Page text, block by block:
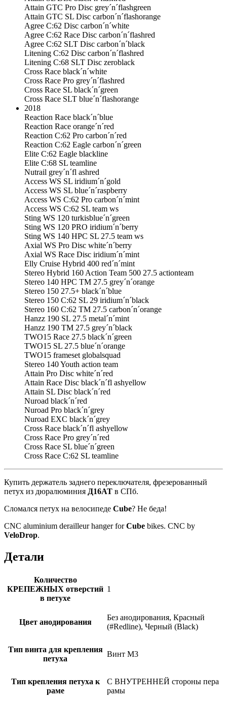
Attain GTC Pro Disc grey´n´flashgreen
Attain GTC SL Disc carbon´n´flashorange
Agree C:62 Disc carbon´n´white
Agree C:62 Race Disc carbon´n´flashred
Agree C:62 SLT Disc carbon´n´black
Litening C:62 Disc carbon´n´flashred
Litening C:68 SLT Disc zeroblack
Cross Race black´n´white
Cross Race Pro grey´n´flashred
Cross Race SL black´n´green
Cross Race SLT blue´n´flashorange
2018
Reaction Race black´n´blue
Reaction Race orange´n´red
Reaction C:62 Pro carbon´n´red
Reaction C:62 Eagle carbon´n´green
Elite C:62 Eagle blackline
Elite C:68 SL teamline
Nutrail grey´n´fl ashred
Access WS SL iridium´n´gold
Access WS SL blue´n´raspberry
Access WS C:62 Pro carbon´n´mint
Access WS C:62 SL team ws
Sting WS 120 turkisblue´n´green
Sting WS 120 PRO iridium´n´berry
Sting WS 140 HPC SL 27.5 team ws
Axial WS Pro Disc white´n´berry
Axial WS Race Disc iridium´n´mint
Elly Cruise Hybrid 400 red´n´mint
Stereo Hybrid 160 Action Team 500 27.5 actionteam
Stereo 140 HPC TM 27.5 grey´n´orange
Stereo 150 27.5+ black´n´blue
Stereo 150 C:62 SL 29 iridium´n´black
Stereo 160 C:62 TM 27.5 carbon´n´orange
Hanzz 190 SL 27.5 metal´n´mint
Hanzz 190 TM 27.5 grey´n´black
TWO15 Race 27.5 black´n´green
TWO15 SL 27.5 blue´n´orange
TWO15 frameset globalsquad
Stereo 140 Youth action team
Attain Pro Disc white´n´red
Attain Race Disc black´n´fl ashyellow
Attain SL Disc black´n´red
Nuroad black´n´red
Nuroad Pro black´n´grey
Nuroad EXC black´n´grey
Cross Race black´n´fl ashyellow
Cross Race Pro grey´n´red
Cross Race SL blue´n´green
Cross Race C:62 SL teamline
Купить держатель заднего переключателя, фрезерованный
петух из дюралюминия Д16АТ в СПб.
Сломался петух на велосипеде Cube? Не беда!
CNC aluminium derailleur hanger forCube bikes. CNC by
VeloDrop.
Детали
Количество
КРЕПЕЖНЫХ отверстий
в петухе
1
Цвет анодирования
Без анодирования, Красный
(#Redline), Черный (Black)
Тип винта для крепления
петуха
Винт M3
Тип крепления петуха к
раме
С ВНУТРЕННЕЙ стороны пера
рамы